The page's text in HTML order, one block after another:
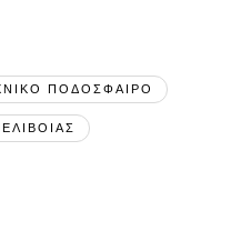
ΠΟΔΟΣΦΑΙΡΟ